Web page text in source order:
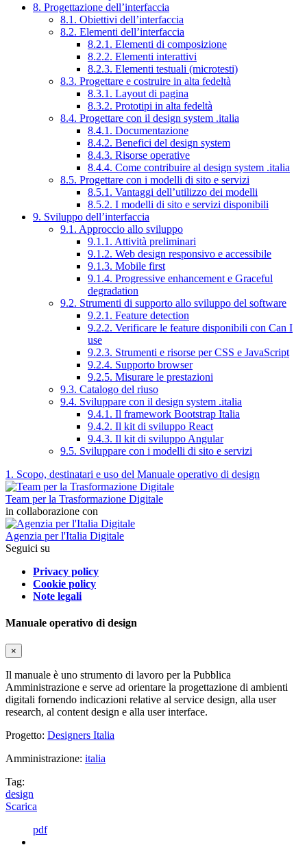
8. Progettazione dell’interfaccia
8.1. Obiettivi dell’interfaccia
8.2. Elementi dell’interfaccia
8.2.1. Elementi di composizione
8.2.2. Elementi interattivi
8.2.3. Elementi testuali (microtesti)
8.3. Progettare e costruire in alta fedeltà
8.3.1. Layout di pagina
8.3.2. Prototipi in alta fedeltà
8.4. Progettare con il design system .italia
8.4.1. Documentazione
8.4.2. Benefici del design system
8.4.3. Risorse operative
8.4.4. Come contribuire al design system .italia
8.5. Progettare con i modelli di sito e servizi
8.5.1. Vantaggi dell’utilizzo dei modelli
8.5.2. I modelli di sito e servizi disponibili
9. Sviluppo dell’interfaccia
9.1. Approccio allo sviluppo
9.1.1. Attività preliminari
9.1.2. Web design responsivo e accessibile
9.1.3. Mobile first
9.1.4. Progressive enhancement e Graceful
degradation
9.2. Strumenti di supporto allo sviluppo del software
9.2.1. Feature detection
9.2.2. Verificare le feature disponibili con Can I
use
9.2.3. Strumenti e risorse per CSS e JavaScript
9.2.4. Supporto browser
9.2.5. Misurare le prestazioni
9.3. Catalogo del riuso
9.4. Sviluppare con il design system .italia
9.4.1. Il framework Bootstrap Italia
9.4.2. Il kit di sviluppo React
9.4.3. Il kit di sviluppo Angular
9.5. Sviluppare con i modelli di sito e servizi
1. Scopo, destinatari e uso del Manuale operativo di design
Team per la Trasformazione Digitale
in collaborazione con
Agenzia per l'Italia Digitale
Seguici su
Privacy policy
Cookie policy
Note legali
Manuale operativo di design
×
Il manuale è uno strumento di lavoro per la Pubblica
Amministrazione e serve ad orientare la progettazione di ambienti
digitali fornendo indicazioni relative al service design, alla user
research, al content design e alla user interface.
Progetto: Designers Italia
Amministrazione: italia
Tag:
design
Scarica
pdf